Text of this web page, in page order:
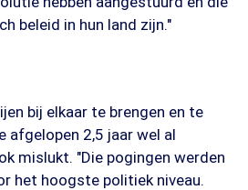
beleid in hun land zijn."
bij elkaar te brengen en te
afgelopen 2,5 jaar wel al
mislukt. "Die pogingen werden
het hoogste politiek niveau.